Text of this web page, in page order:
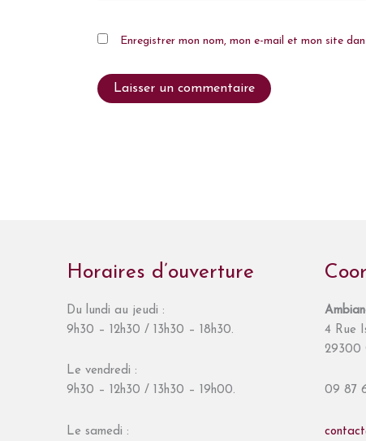
Enregistrer mon nom, mon e-mail et mon site
Horaires d’ouverture
Du lundi au jeudi :
9h30 – 12h30 / 13h30 – 18h30.
Le vendredi :
9h30 – 12h30 / 13h30 – 19h00.
Le samedi :
4 Rue
29300
09 87